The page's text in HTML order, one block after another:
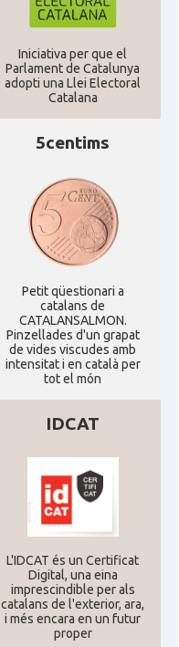
Iniciativa per que el
Parlament de Catalunya
adopti una Llei Electoral
Catalana
5centims
Petit qüestionari a
catalans de
CATALANSALMON.
Pinzellades d'un grapat
de vides viscudes amb
intensitat i en català per
tot el món
IDCAT
L'IDCAT és un Certificat
Digital, una eina
imprescindible per als
catalans de l'exterior, ara,
i més encara en un futur
proper